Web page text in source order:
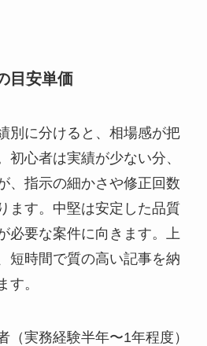
目安単価
別に分けると、相場感が把
初心者は実績が少ない分、
、指示の細かさや修正回数
ます。中堅は安定した品質
必要な案件に向きます。上
短時間で質の高い記事を納
す。
（実務経験半年〜1年程度）